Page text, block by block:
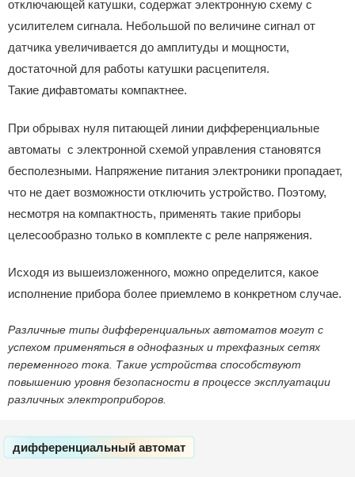
отключающей катушки, содержат электронную схему с
усилителем сигнала. Небольшой по величине сигнал от
датчика увеличивается до амплитуды и мощности,
достаточной для работы катушки расцепителя.
Такие дифавтоматы компактнее.
При обрывах нуля питающей линии дифференциальные
автоматы с электронной схемой управления становятся
бесполезными. Напряжение питания электроники пропадает,
что не дает возможности отключить устройство. Поэтому,
несмотря на компактность, применять такие приборы
целесообразно только в комплекте с реле напряжения.
Исходя из вышеизложенного, можно определится, какое
исполнение прибора более приемлемо в конкретном случае.
Различные типы дифференциальных автоматов могут с
успехом применяться в однофазных и трехфазных сетях
переменного тока. Такие устройства способствуют
повышению уровня безопасности в процессе эксплуатации
различных электроприборов.
дифференциальный автомат